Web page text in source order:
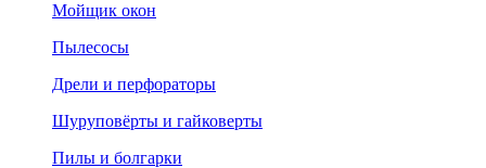
Мойщик окон
Пылесосы
Дрели и перфораторы
Шуруповёрты и гайковерты
Пилы и болгарки